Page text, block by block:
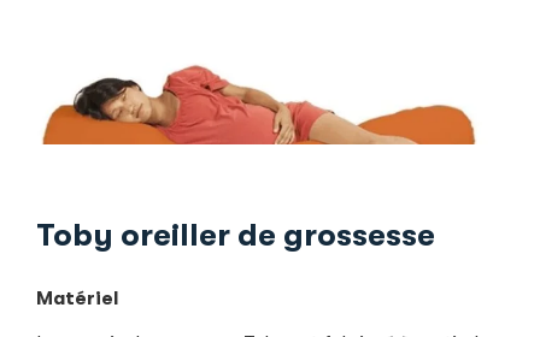
Toby oreiller de grossesse
Matériel